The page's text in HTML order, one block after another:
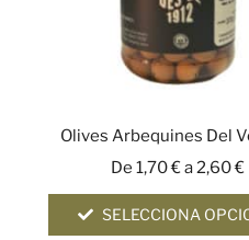
Olives Arbequines Del
De 1,70€a2,60€
SELECCIONA